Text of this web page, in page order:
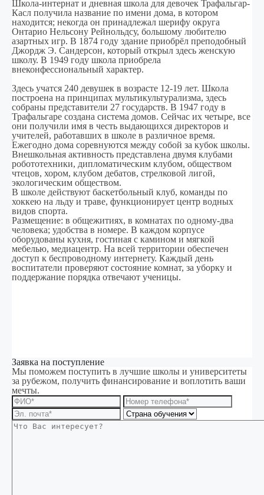
Школа-интернат и дневная школа для девочек Трафальгар-
Касл получила название по имени дома, в котором
находится; некогда он принадлежал шерифу округа
Онтарио Нельсону Рейнольдсу, большому любителю
азартных игр. В 1874 году здание приобрёл преподобный
Джордж Э. Сандерсон, который открыл здесь женскую
школу. В 1949 году школа приобрела
внеконфессиональный характер.
Здесь учатся 240 девушек в возрасте 12-19 лет. Школа
построена на принципах мультикультурализма, здесь
собраны представители 27 государств. В 1947 году в
Трафальгаре создана система домов. Сейчас их четыре, все
они получили имя в честь выдающихся директоров и
учителей, работавших в школе в различное время.
Ежегодно дома соревнуются между собой за кубок школы.
Внешкольная активность представлена двумя клубами
робототехники, дипломатическим клубом, обществом
чтецов, хором, клубом дебатов, стрелковой лигой,
экологическим обществом.
В школе действуют баскетбольный клуб, команды по
хоккею на льду и траве, функционирует центр водных
видов спорта.
Размещение: в общежитиях, в комнатах по одному-два
человека; удобства в номере. В каждом корпусе
оборудованы кухня, гостиная с камином и мягкой
мебелью, медиацентр. На всей территории обеспечен
доступ к беспроводному интернету. Каждый день
воспитатели проверяют состояние комнат, за уборку и
поддержание порядка отвечают ученицы.
Заявка на поступление
Мы поможем поступить в лучшие школы и университеты
за рубежом, получить финансирование и воплотить ваши
мечты.